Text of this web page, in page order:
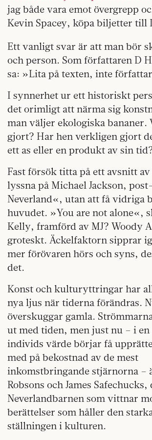
jag både vara emot övergrepp
Kevin Spacey, köpa biljetter till
Ett vanligt svar är att man bör
och person. Som författaren D
sa: »Lita på texten, inte
I synnerhet ur ett historiskt
det orimligt att närma sig
man väljer ekologiska bananer.
gjort? Har hen verkligen gjort
ett as eller en produkt av sin
Fast försök titta på ett avsnitt
lyssna på Michael Jackson,
Neverland«, utan att få vidriga
huvudet. »You are not alone«,
Kelly, framförd av MJ? Woody
groteskt. Äckelfaktorn sipprar
mer förövaren hörs och syns,
det.
Konst och kulturyttringar har
nya ljus när tiderna förändras.
överskuggar gamla.
ut med tiden, men just nu – i
individs värde börjar få
med på bekostnad av de mest
inkomstbringande stjärnorna –
Robsons och ­James
Neverlandbarnen som vittnar
berättelser som håller den
ställningen i kulturen.